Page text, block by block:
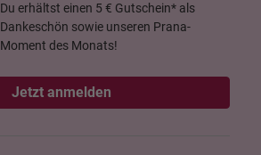
Du erhältst einen 5 € Gutschein* als
Dankeschön sowie unseren Prana-
Moment des Monats!
Jetzt anmelden